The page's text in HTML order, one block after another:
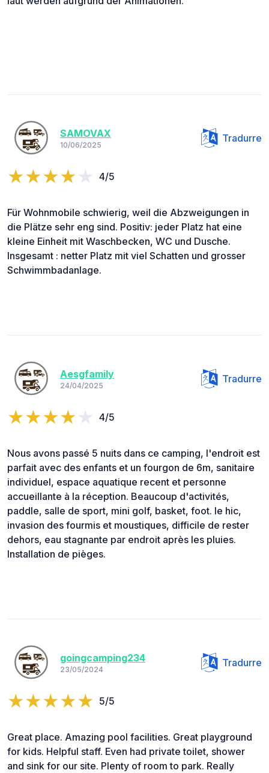
SAMOVAX
10/06/2025
Tradurre
4/5
Für Wohnmobile schwierig, weil die Abzweigungen in
die Plätze sehr eng sind. Positiv: jeder Platz hat eine
kleine Einheit mit Waschbecken, WC und Dusche.
Insgesamt : netter Platz mit viel Schatten und grosser
Schwimmbadanlage.
Aesgfamily
24/04/2025
Tradurre
4/5
Nous avons passé 5 nuits dans ce camping, l'endroit est
parfait avec des enfants et un fourgon de 6m, sanitaire
individuel, espace aquatique recent et personne
accueillante à la réception. Beaucoup d'activités,
paddle, salle de sport, mini golf, basket, foot. le hic,
invasion des fourmis et moustiques, difficile de rester
dehors, eau stagnante par endroit après les pluies.
Installation de pièges.
goingcamping234
23/05/2024
Tradurre
5/5
Great place. Amazing pool facilities. Great playground
for kids. Helpful staff. Even had private toilet, shower
and sink for our site. Plenty of room to park. Really